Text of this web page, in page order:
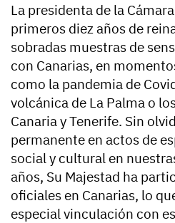
La presidenta de la
primeros diez años de
sobradas muestras de
con Canarias, en
como la pandemia de
volcánica de La Palma o
Canaria y Tenerife. Sin
permanente en actos de
social y cultural en
años, Su Majestad ha
oficiales en Canarias, lo
especial vinculación con